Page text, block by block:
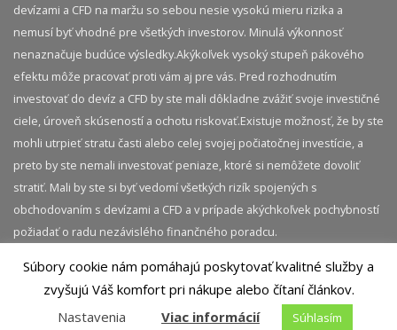
devízami a CFD na maržu so sebou nesie vysokú mieru rizika a
nemusí byť vhodné pre všetkých investorov. Minulá výkonnosť
nenaznačuje budúce výsledky.​ Akýkoľvek vysoký stupeň pákového
efektu môže pracovať proti vám aj pre vás. Pred rozhodnutím
investovať do devíz a CFD by ste mali dôkladne zvážiť svoje investičné
ciele, úroveň skúseností a ochotu riskovať.​ Existuje možnosť, že by ste
mohli utrpieť stratu časti alebo celej svojej počiatočnej investície, a
preto by ste nemali investovať peniaze, ktoré si nemôžete dovoliť
stratiť. Mali by ste si byť vedomí všetkých rizík spojených s
obchodovaním s devízami a CFD a v prípade akýchkoľvek pochybností
požiadať o radu nezávislého finančného poradcu.
© 2026 InvestičnýBlog.sk | Všetky práva vyhradené.
Akékoľvek kopírovanie obsahu tejto stránky je bez
predchádzajúceho súhlasu zakázané.
Súbory cookie nám pomáhajú poskytovať kvalitné služby a
zvyšujú Váš komfort pri nákupe alebo čítaní článkov.
Nastavenia
Viac informácií Súhlasím